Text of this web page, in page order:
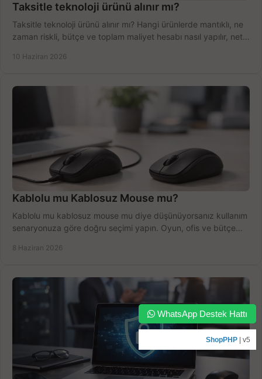
Taksitle teknoloji ürünü alınır mı?
Taksitle teknoloji ürünü alınır mı? Hangi ürünlerde mantıklı, ne
zaman riskli, bütçe ve toplam maliyet hesabı nasıl yapılır, net
10 Haziran 2026
Kablolu mu Kablosuz Mouse mu?
Kablolu mu kablosuz mouse mu diye düşünüyorsanız kullanım
senaryonuza göre doğru seçimi yapın. Oyun, ofis ve bütçe
8 Haziran 2026
WhatsApp Destek Hattı
ShopPHP | v5